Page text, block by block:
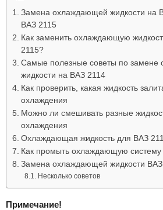
Замена охлаждающей жидкости на
ВАЗ 2115
Как заменить охлаждающую
2115?
Самые полезные советы по замене
жидкости на ВАЗ 2114
Как проверить, какая жидкость
охлаждения
Можно ли смешивать разные
охлаждения
Охлаждающая жидкость для ВАЗ
Как промыть охлаждающую систему
Замена охлаждающей жидкости
Несколько советов
Примечание!